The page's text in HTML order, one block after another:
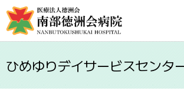
ひめゆりデイサービスセンタ